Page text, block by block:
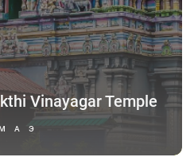
Vinayagar Temple